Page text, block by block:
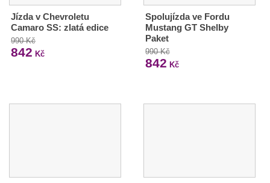
Jízda v Chevroletu
Camaro SS: zlatá edice
990 Kč
842 Kč
Spolujízda ve Fordu
Mustang GT Shelby
Paket
990 Kč
842 Kč